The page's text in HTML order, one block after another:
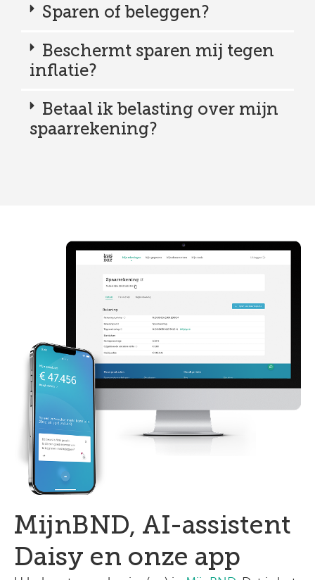
Sparen of beleggen?
Beschermt sparen mij tegen
inflatie?
Betaal ik belasting over mijn
spaarrekening?
MijnBND, AI-assistent
Daisy en onze app